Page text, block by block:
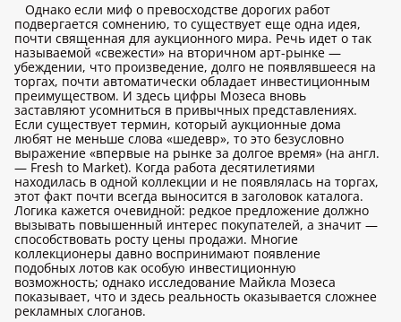
Однако если миф о превосходстве дорогих работ
подвергается сомнению, то существует еще одна идея,
почти священная для аукционного мира. Речь идет о так
называемой «свежести» на вторичном арт-рынке —
убеждении, что произведение, долго не появлявшееся на
торгах, почти автоматически обладает инвестиционным
преимуществом. И здесь цифры Мозеса вновь
заставляют усомниться в привычных представлениях.
Если существует термин, который аукционные дома
любят не меньше слова «шедевр», то это безусловно
выражение «впервые на рынке за долгое время» (на англ.
— Fresh to Market). Когда работа десятилетиями
находилась в одной коллекции и не появлялась на торгах,
этот факт почти всегда выносится в заголовок каталога.
Логика кажется очевидной: редкое предложение должно
вызывать повышенный интерес покупателей, а значит —
способствовать росту цены продажи. Многие
коллекционеры давно воспринимают появление
подобных лотов как особую инвестиционную
возможность; однако исследование Майкла Мозеса
показывает, что и здесь реальность оказывается сложнее
рекламных слоганов.